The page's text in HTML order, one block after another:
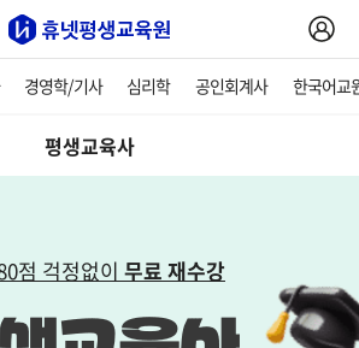
경영학/기사 심리학 공인회계사 한국어교
평생교육사
점 걱정없이 무료 재수강